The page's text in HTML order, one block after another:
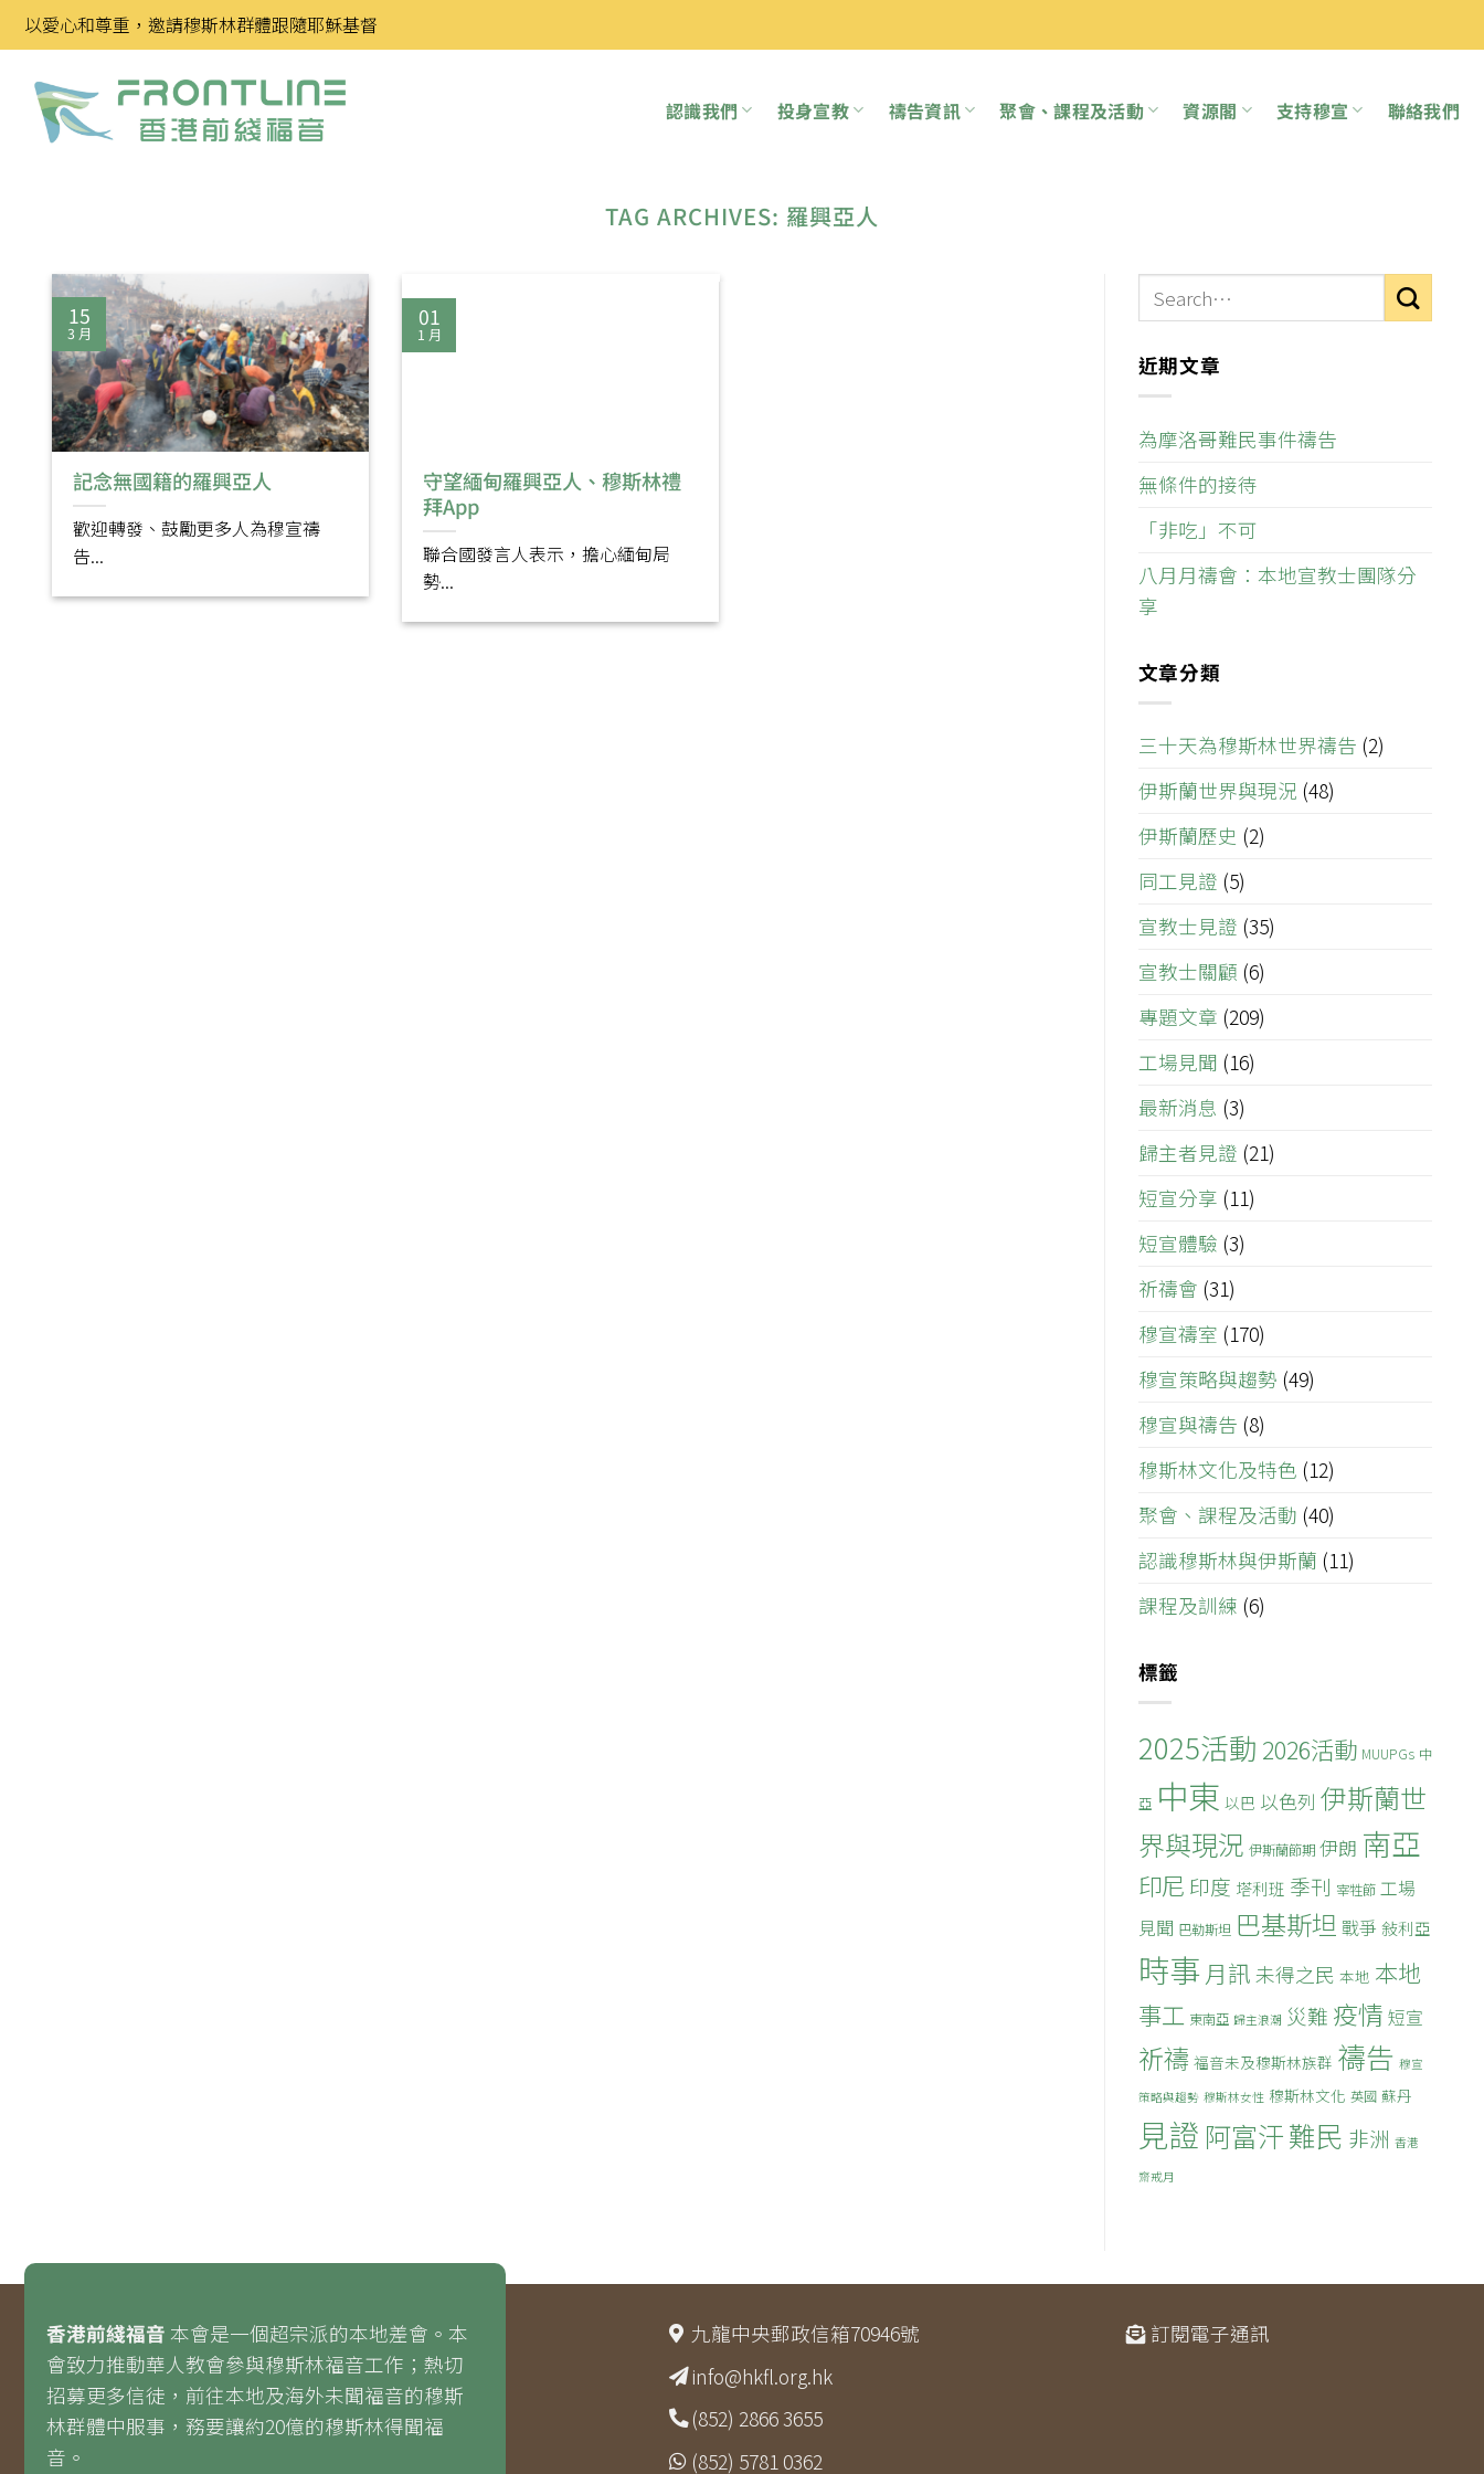
Skip
to
content
以愛心和尊重，邀請穆斯林群體跟隨耶穌基督
認識我們 投身宣教 禱告資訊 聚會、課程及活動 資源閣 支持穆宣 聯絡我們
TAG ARCHIVES: 羅興亞人
記念無國籍的羅興亞人
歡迎轉發、鼓勵更多人為穆宣禱
告...
15
3 月
守望緬甸羅興亞人、穆斯林禮
拜App
聯合國發言人表示，擔心緬甸局
勢...
01
1 月
近期文章
為摩洛哥難民事件禱告
無條件的接待
「非吃」不可
八月月禱會：本地宣教士團隊分
享
文章分類
三十天為穆斯林世界禱告 (2)
伊斯蘭世界與現況 (48)
伊斯蘭歷史 (2)
同工見證 (5)
宣教士見證 (35)
宣教士關顧 (6)
專題文章 (209)
工場見聞 (16)
最新消息 (3)
歸主者見證 (21)
短宣分享 (11)
短宣體驗 (3)
祈禱會 (31)
穆宣禱室 (170)
穆宣策略與趨勢 (49)
穆宣與禱告 (8)
穆斯林文化及特色 (12)
聚會、課程及活動 (40)
認識穆斯林與伊斯蘭 (11)
課程及訓練 (6)
標籤
2025活動 2026活動 MUUPGs 中
亞 中東 以巴 以色列 伊斯蘭世
界與現況 伊斯蘭節期 伊朗 南亞
印尼 印度 塔利班 季刊 宰牲節 工場
見聞 巴勒斯坦 巴基斯坦 戰爭 敍利亞
時事 月訊未得之民 本地 本地
事工 東南亞 歸主浪潮 災難 疫情 短宣
祈禱 福音未及穆斯林族群 禱告 穆宣
策略與趨勢 穆斯林女性 穆斯林文化 英國 蘇丹
見證 阿富汗難民 非洲 香港
齋戒月
香港前綫福音 本會是一個超宗派的本地差會。本
會致力推動華人教會參與穆斯林福音工作；熱切
招募更多信徒，前往本地及海外未聞福音的穆斯
林群體中服事，務要讓約20億的穆斯林得聞福
音。
九龍中央郵政信箱70946號
info@hkfl.org.hk
(852) 2866 3655
(852) 5781 0362
訂閱電子通訊